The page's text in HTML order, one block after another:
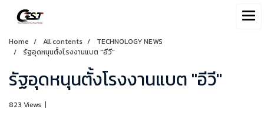
Home All contents
TECHNOLOGY NEWS
รัฐอุดหนุนตั้งโรงงานแบต "อีวี"
รัฐอุดหนุนตั้งโรงงานแบต "อีวี"
823 Views |